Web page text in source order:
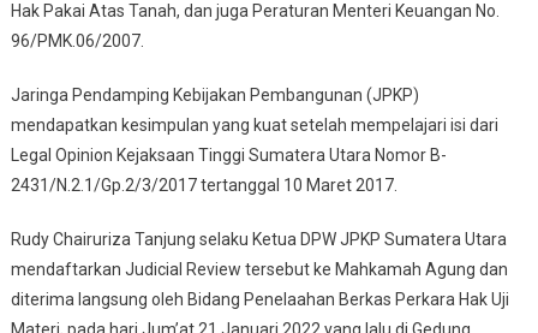
Hak Pakai Atas Tanah, dan juga Peraturan Menteri Keuangan No.
96/PMK.06/2007.
Jaringa Pendamping Kebijakan Pembangunan (JPKP)
mendapatkan kesimpulan yang kuat setelah mempelajari isi dari
Legal Opinion Kejaksaan Tinggi Sumatera Utara Nomor B-
2431/N.2.1/Gp.2/3/2017 tertanggal 10 Maret 2017.
Rudy Chairuriza Tanjung selaku Ketua DPW JPKP Sumatera Utara
mendaftarkan Judicial Review tersebut ke Mahkamah Agung dan
diterima langsung oleh Bidang Penelaahan Berkas Perkara Hak Uji